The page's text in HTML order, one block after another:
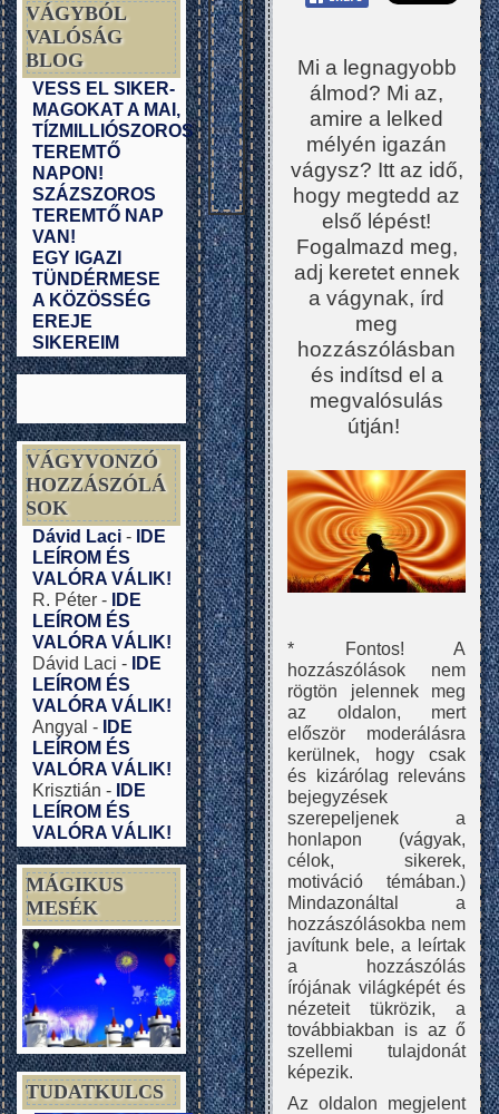
VÁGYBÓL
VALÓSÁG
BLOG
VESS EL SIKER-
MAGOKAT A MAI,
TÍZMILLIÓSZOROS
TEREMTŐ
NAPON!
SZÁZSZOROS
TEREMTŐ NAP
VAN!
EGY IGAZI
TÜNDÉRMESE
A KÖZÖSSÉG
EREJE
SIKEREIM
VÁGYVONZÓ
HOZZÁSZÓLÁ
SOK
Dávid Laci-
IDE
LEÍROM ÉS
VALÓRA VÁLIK!
R. Péter-
IDE
LEÍROM ÉS
VALÓRA VÁLIK!
Dávid Laci -
IDE
LEÍROM ÉS
VALÓRA VÁLIK!
Angyal -
IDE
LEÍROM ÉS
VALÓRA VÁLIK!
Krisztián -
IDE
LEÍROM ÉS
VALÓRA VÁLIK!
MÁGIKUS
MESÉK
TUDATKULCS
Mi a legnagyobb
álmod? Mi az,
amire a lelked
mélyén igazán
vágysz? Itt az idő,
hogy megtedd az
első lépést!
Fogalmazd meg,
adj keretet ennek
a vágynak, írd
meg
hozzászólásban
és indítsd el a
megvalósulás
útján!
* Fontos! A
hozzászólások nem
rögtön jelennek meg
az oldalon, mert
először moderálásra
kerülnek, hogy csak
és kizárólag releváns
bejegyzések
szerepeljenek a
honlapon (vágyak,
célok, sikerek,
motiváció témában.)
Mindazonáltal a
hozzászólásokba nem
javítunk bele, a leírtak
a hozzászólás
írójának világképét és
nézeteit tükrözik, a
továbbiakban is az ő
szellemi tulajdonát
képezik.
Az oldalon megjelent